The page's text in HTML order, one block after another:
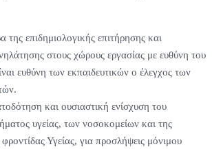
επιδημιολογικής επιτήρησης και
στους χώρους εργασίας με ευθύνη του
ευθύνη των εκπαιδευτικών ο έλεγχος των
και ουσιαστική ενίσχυση του
υγείας, των νοσοκομείων και της
Υγείας, για προσλήψεις μόνιμου